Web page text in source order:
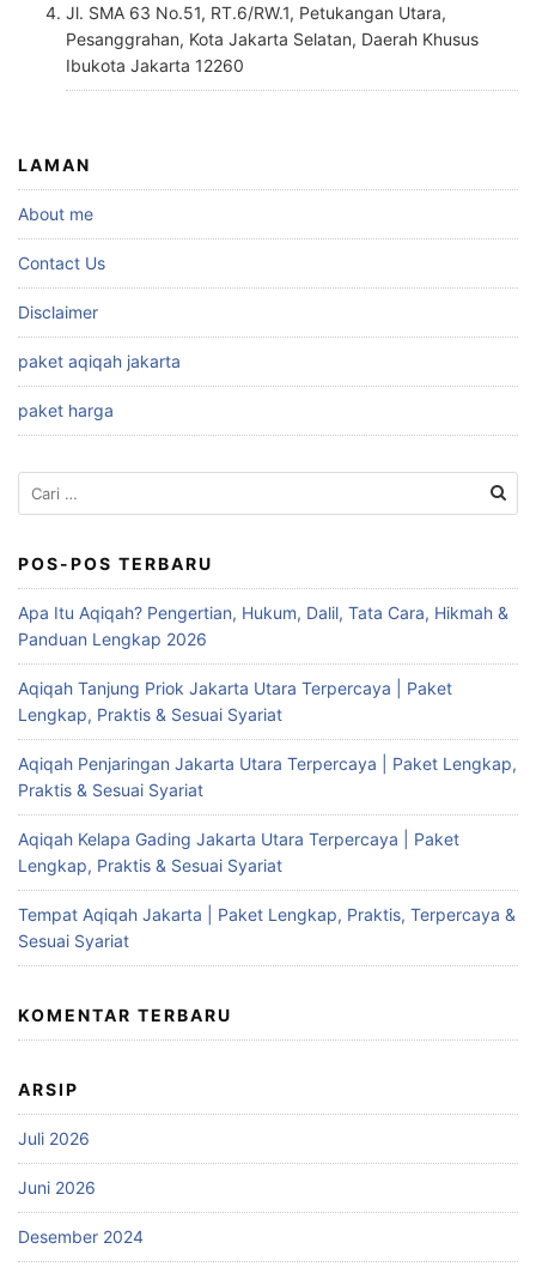
Jl. SMA 63 No.51, RT.6/RW.1, Petukangan Utara,
Pesanggrahan, Kota Jakarta Selatan, Daerah Khusus
Ibukota Jakarta 12260
LAMAN
About me
Contact Us
Disclaimer
paket aqiqah jakarta
paket harga
Cari
untuk:
POS-POS TERBARU
Apa Itu Aqiqah? Pengertian, Hukum, Dalil, Tata Cara, Hikmah &
Panduan Lengkap 2026
Aqiqah Tanjung Priok Jakarta Utara Terpercaya | Paket
Lengkap, Praktis & Sesuai Syariat
Aqiqah Penjaringan Jakarta Utara Terpercaya | Paket Lengkap,
Praktis & Sesuai Syariat
Aqiqah Kelapa Gading Jakarta Utara Terpercaya | Paket
Lengkap, Praktis & Sesuai Syariat
Tempat Aqiqah Jakarta | Paket Lengkap, Praktis, Terpercaya &
Sesuai Syariat
KOMENTAR TERBARU
ARSIP
Juli 2026
Juni 2026
Desember 2024